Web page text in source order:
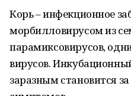
Корь – инфекционное
морбилловирусом из
парамиксовирусов,
вирусов.
заразным становится